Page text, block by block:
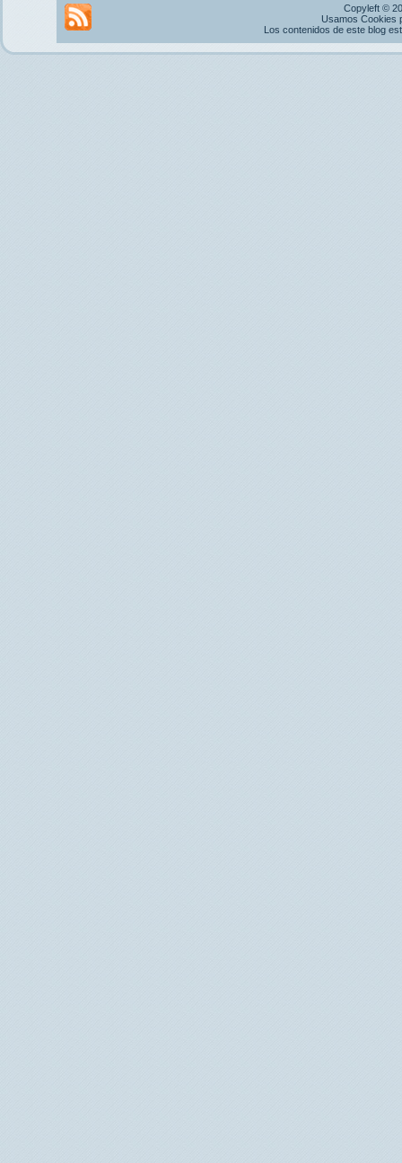
Copyleft ©
Usamos Cookies
Los contenidos de este blog